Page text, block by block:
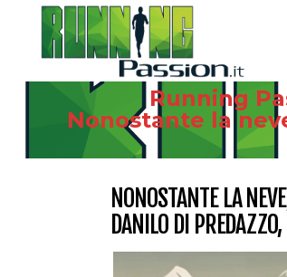
Running
Nonostante la
NONOSTANTE LA
DANILO DI